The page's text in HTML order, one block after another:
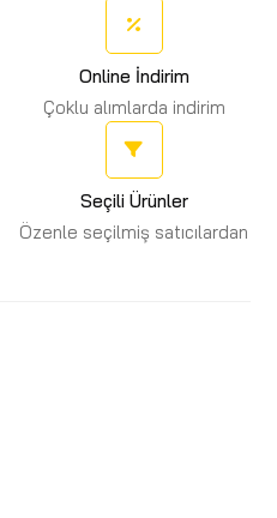
Online İndirim
Çoklu alımlarda indirim
Seçili Ürünler
Özenle seçilmiş satıcılardan